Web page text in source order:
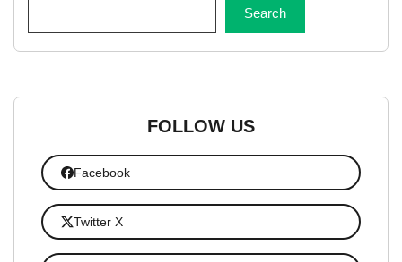
Search
FOLLOW US
Facebook
Twitter X